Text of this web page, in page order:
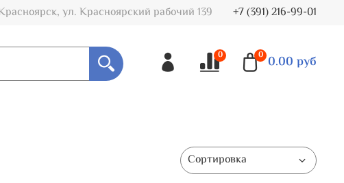
ул. Красноярский рабочий 139 +7 (391) 216-99-01
0 0 0.00 руб